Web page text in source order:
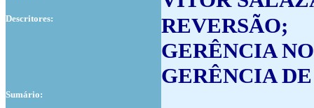
Descritores:
REVERSÃO;
GERÊNCIA
GERÊNCIA
Sumário: